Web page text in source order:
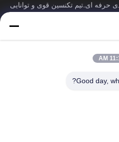
حرفه ای.تیم تکنسین قوی و توانایی
درباره ما
کنترل کیفیت
Good day,